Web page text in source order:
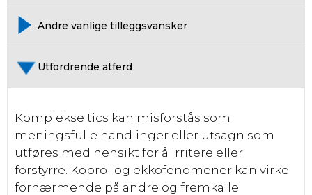
Andre vanlige tilleggsvansker
Utfordrende atferd
Komplekse tics kan misforstås som
meningsfulle handlinger eller utsagn som
utføres med hensikt for å irritere eller
forstyrre. Kopro- og ekkofenomener kan virke
fornærmende på andre og fremkalle